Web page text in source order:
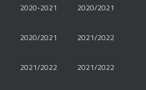
2020-2021 2020/2021
2020/2021 2021/2022
2021/2022 2021/2022